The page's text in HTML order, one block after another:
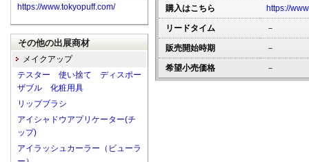
購入はこちら https://
リードタイム －
販売開始時期 －
希望小売価格 －
https://www.tokyopuff.com/
その他の出展商材
メイクアップ
テスター 使い捨て ディスポー
ザブル 化粧用具
リップブラシ
アイシャドウアプリケーター(チ
ップ)
アイラッシュカーラー（ビューラ